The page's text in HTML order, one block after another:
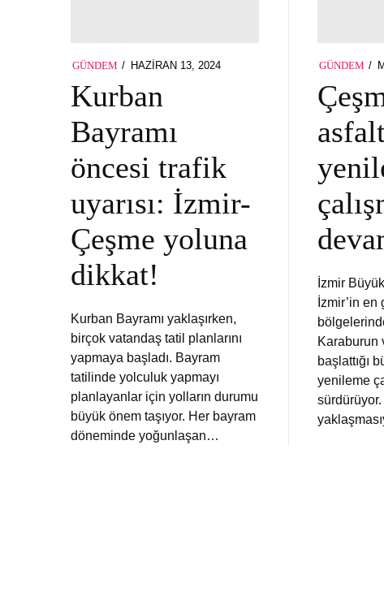
GÜNDEM
POSTED
HAZIRAN 13, 2024
Kurban
Bayramı
öncesi trafik
uyarısı: İzmir-
Çeşme yoluna
dikkat!
Kurban Bayramı yaklaşırken,
birçok vatandaş tatil planlarını
yapmaya başladı. Bayram
tatilinde yolculuk yapmayı
planlayanlar için yolların durumu
büyük önem taşıyor. Her bayram
döneminde yoğunlaşan…
GÜNDEM
İzmir
İzmir’in
Karaburun
başlattığı
yenileme
sürdürüyor.